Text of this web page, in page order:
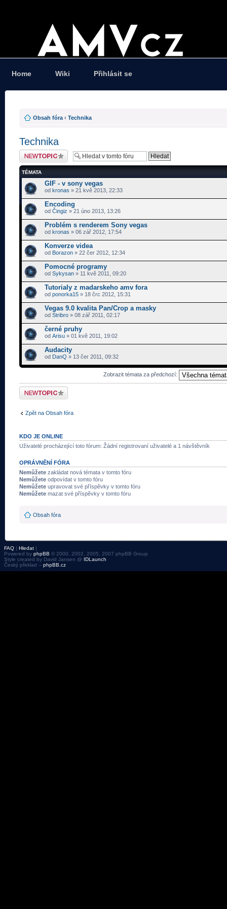
Home Wiki Přihlásit se
Obsah fóra ‹ Technika
Technika
Odeslat nové téma
TÉMATA
GIF - v sony vegas
od kronas » 21 kvě 2013, 22:33
Encoding
od Čingiz » 21 úno 2013, 13:26
Problém s renderem Sony vegas
od kronas » 06 zář 2012, 17:54
Konverze videa
od Borazon » 22 čer 2012, 12:34
Pomocné programy
od Sykysan » 11 kvě 2011, 09:20
Tutorialy z madarskeho amv fora
od ponorka15 » 18 črc 2012, 15:31
Vegas 9.0 kvalita Pan/Crop a masky
od Stribro » 08 zář 2011, 02:17
černé pruhy
od Arisu » 01 kvě 2011, 19:02
Audacity
od DanQ » 13 čer 2011, 09:32
Zobrazit témata za předchozí:
Odeslat nové téma
Zpět na Obsah fóra
KDO JE ONLINE
Uživatelé procházející toto fórum: Žádní registrovaní uživatelé a 1 návštěvník
OPRÁVNĚNÍ FÓRA
Nemůžete zakládat nová témata v tomto fóru
Nemůžete odpovídat v tomto fóru
Nemůžete upravovat své příspěvky v tomto fóru
Nemůžete mazat své příspěvky v tomto fóru
Obsah fóra
FAQ | Hledat |
Powered by phpBB © 2000, 2002, 2005, 2007 phpBB Group
Style created by David Jansen @ IDLaunch
Český překlad – phpBB.cz